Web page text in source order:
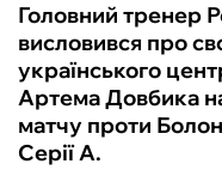
Головний тренер
висловився про
українського
Артема Довбика
матчу проти
Серії А.